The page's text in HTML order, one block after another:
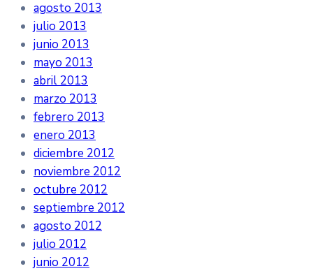
agosto 2013
julio 2013
junio 2013
mayo 2013
abril 2013
marzo 2013
febrero 2013
enero 2013
diciembre 2012
noviembre 2012
octubre 2012
septiembre 2012
agosto 2012
julio 2012
junio 2012